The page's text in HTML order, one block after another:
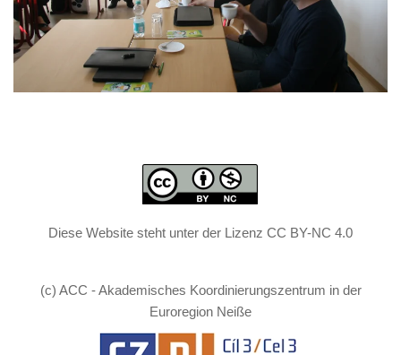
Diese Website steht unter der Lizenz CC BY-NC 4.0
(c) ACC - Akademisches Koordinierungszentrum in der
Euroregion Neiße